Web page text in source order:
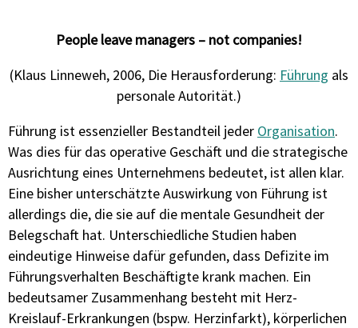
People leave managers – not companies!
(Klaus Linneweh, 2006, Die Herausforderung: Führung als
personale Autorität.)
Führung ist essenzieller Bestandteil jeder Organisation.
Was dies für das operative Geschäft und die strategische
Ausrichtung eines Unternehmens bedeutet, ist allen klar.
Eine bisher unterschätzte Auswirkung von Führung ist
allerdings die, die sie auf die mentale Gesundheit der
Belegschaft hat. Unterschiedliche Studien haben
eindeutige Hinweise dafür gefunden, dass Defizite im
Führungsverhalten Beschäftigte krank machen. Ein
bedeutsamer Zusammenhang besteht mit Herz-
Kreislauf-Erkrankungen (bspw. Herzinfarkt), körperlichen